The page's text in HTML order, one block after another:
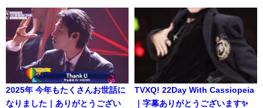
2025年 今年もたくさんお世話に
なりました｜ありがとうござい
TVXQ! 22Day With Cassiopeia
｜字幕ありがとうございます✨️